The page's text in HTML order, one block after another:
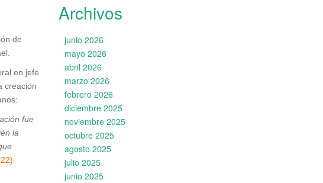
de
en jefe
creación
fue
la
Archivos
junio 2026
mayo 2026
abril 2026
marzo 2026
febrero 2026
diciembre 2025
noviembre 2025
octubre 2025
agosto 2025
julio 2025
junio 2025